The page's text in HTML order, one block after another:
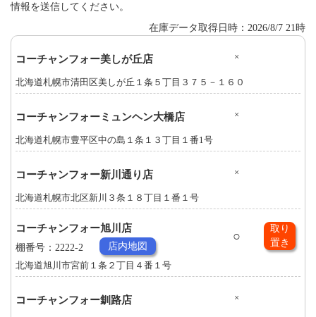
情報を送信してください。
在庫データ取得日時：2026/8/7 21時
コーチャンフォー美しが丘店 ×
北海道札幌市清田区美しが丘１条５丁目３７５－１６０
コーチャンフォーミュンヘン大橋店 ×
北海道札幌市豊平区中の島１条１３丁目１番1号
コーチャンフォー新川通り店 ×
北海道札幌市北区新川３条１８丁目１番１号
コーチャンフォー旭川店
○
取り
置き
棚番号：2222-2 店内地図
北海道旭川市宮前１条２丁目４番１号
コーチャンフォー釧路店 ×